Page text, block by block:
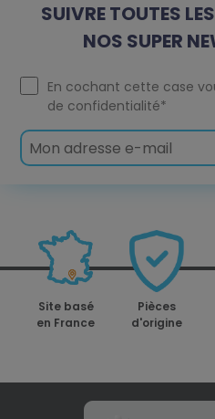
SUIVRE TOUTES
NOS SUPER
En cochant cette case
de confidentialité*
Site basé
en France
Pièces
d'origine